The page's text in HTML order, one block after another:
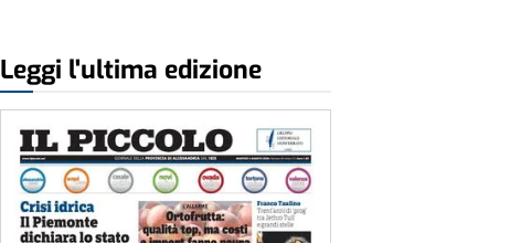
Leggi l'ultima edizione